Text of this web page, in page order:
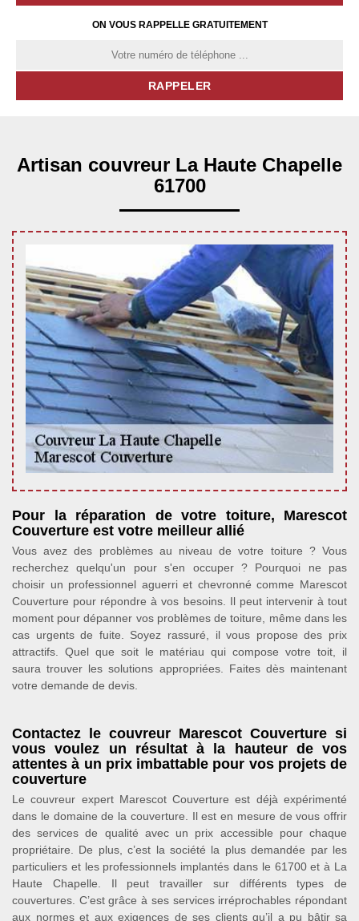
ON VOUS RAPPELLE GRATUITEMENT
Artisan couvreur La Haute Chapelle
61700
Pour la réparation de votre toiture, Marescot
Couverture est votre meilleur allié
Vous avez des problèmes au niveau de votre toiture ? Vous
recherchez quelqu'un pour s'en occuper ? Pourquoi ne pas
choisir un professionnel aguerri et chevronné comme Marescot
Couverture pour répondre à vos besoins. Il peut intervenir à tout
moment pour dépanner vos problèmes de toiture, même dans les
cas urgents de fuite. Soyez rassuré, il vous propose des prix
attractifs. Quel que soit le matériau qui compose votre toit, il
saura trouver les solutions appropriées. Faites dès maintenant
votre demande de devis.
Contactez le couvreur Marescot Couverture si
vous voulez un résultat à la hauteur de vos
attentes à un prix imbattable pour vos projets de
couverture
Le couvreur expert Marescot Couverture est déjà expérimenté
dans le domaine de la couverture. Il est en mesure de vous offrir
des services de qualité avec un prix accessible pour chaque
propriétaire. De plus, c’est la société la plus demandée par les
particuliers et les professionnels implantés dans le 61700 et à La
Haute Chapelle. Il peut travailler sur différents types de
couvertures. C’est grâce à ses services irréprochables répondant
aux normes et aux exigences de ses clients qu’il a pu bâtir sa